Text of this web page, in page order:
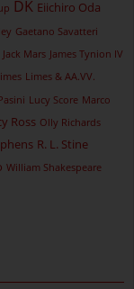
DK Eiichiro Oda
Gaetano Savatteri
Jack Mars James Tynion IV
Limes & AA.VV.
Lucy Score Marco
Ross Olly Richards
R. L. Stine
William Shakespeare